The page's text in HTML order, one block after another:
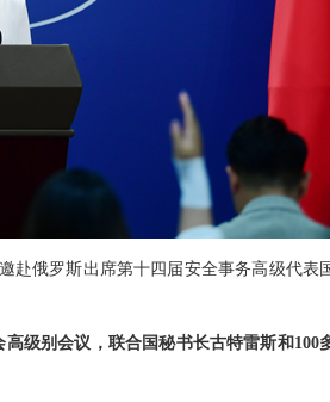
俄罗斯出席第十四届安全事务高级代表
级别会议，联合国秘书长古特雷斯和100